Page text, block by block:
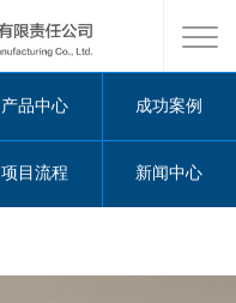
产品中心 成功案例
项目流程 新闻中心